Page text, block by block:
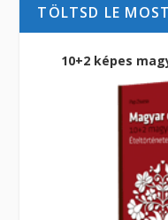
TÖLTSD LE
10+2 képes